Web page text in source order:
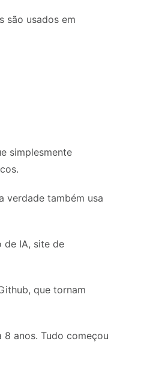
são usados ​​em
simplesmente
verdade também usa
de IA, site de
que tornam
anos. Tudo começou